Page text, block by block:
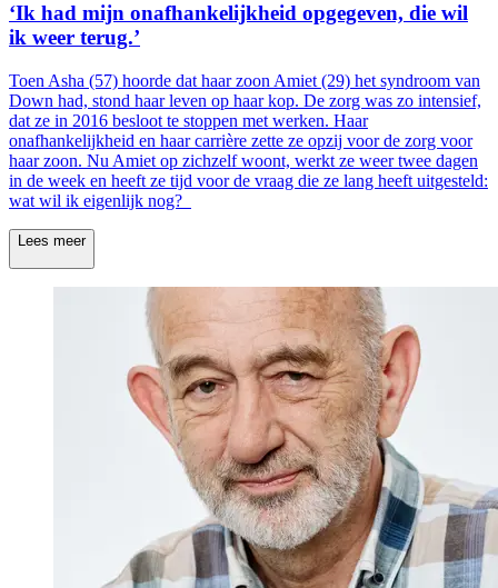
‘Ik had mijn onafhankelijkheid opgegeven, die wil
ik weer terug.’
Toen Asha (57) hoorde dat haar zoon Amiet (29) het syndroom van
Down had, stond haar leven op haar kop. De zorg was zo intensief,
dat ze in 2016 besloot te stoppen met werken. Haar
onafhankelijkheid en haar carrière zette ze opzij voor de zorg voor
haar zoon. Nu Amiet op zichzelf woont, werkt ze weer twee dagen
in de week en heeft ze tijd voor de vraag die ze lang heeft uitgesteld:
wat wil ik eigenlijk nog?
Lees meer